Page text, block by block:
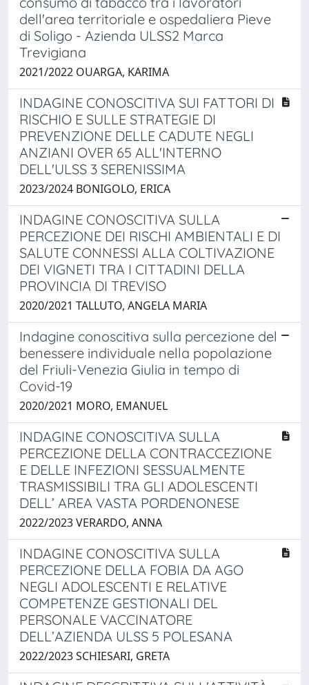
dell'area territoriale e ospedaliera Pieve
di Soligo - Azienda ULSS2 Marca
Trevigiana
2021/2022 OUARGA, KARIMA
INDAGINE CONOSCITIVA SUI FATTORI DI
RISCHIO E SULLE STRATEGIE DI
PREVENZIONE DELLE CADUTE NEGLI
ANZIANI OVER 65 ALL'INTERNO
DELL'ULSS 3 SERENISSIMA
2023/2024 BONIGOLO, ERICA
INDAGINE CONOSCITIVA SULLA
PERCEZIONE DEI RISCHI AMBIENTALI E DI
SALUTE CONNESSI ALLA COLTIVAZIONE
DEI VIGNETI TRA I CITTADINI DELLA
PROVINCIA DI TREVISO
2020/2021 TALLUTO, ANGELA MARIA
Indagine conoscitiva sulla percezione del
benessere individuale nella popolazione
del Friuli-Venezia Giulia in tempo di
Covid-19
2020/2021 MORO, EMANUEL
INDAGINE CONOSCITIVA SULLA
PERCEZIONE DELLA CONTRACCEZIONE
E DELLE INFEZIONI SESSUALMENTE
TRASMISSIBILI TRA GLI ADOLESCENTI
DELL’ AREA VASTA PORDENONESE
2022/2023 VERARDO, ANNA
INDAGINE CONOSCITIVA SULLA
PERCEZIONE DELLA FOBIA DA AGO
NEGLI ADOLESCENTI E RELATIVE
COMPETENZE GESTIONALI DEL
PERSONALE VACCINATORE
DELL’AZIENDA ULSS 5 POLESANA
2022/2023 SCHIESARI, GRETA